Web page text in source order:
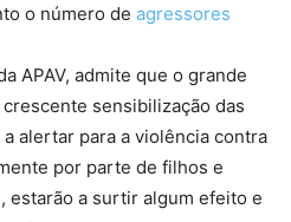
o número de agressores
APAV, admite que o grande
sensibilização das
alertar para a violência contra
por parte de filhos e
estarão a surtir algum efeito e